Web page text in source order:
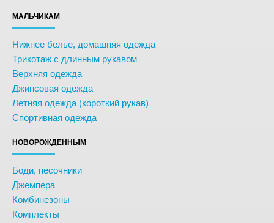
МАЛЬЧИКАМ
Нижнее белье, домашняя одежда
Трикотаж с длинным рукавом
Верхняя одежда
Джинсовая одежда
Летняя одежда (короткий рукав)
Спортивная одежда
НОВОРОЖДЕННЫМ
Боди, песочники
Джемпера
Комбинезоны
Комплекты